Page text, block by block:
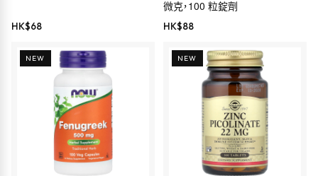
HK$68
微克，100 粒錠劑
HK$88
NEW NEW